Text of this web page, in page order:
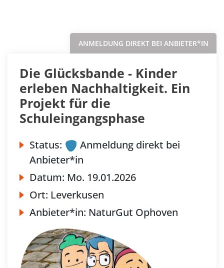
ANMELDUNG DIREKT BEI ANBIETER*IN
Die Glücksbande - Kinder
erleben Nachhaltigkeit. Ein
Projekt für die
Schuleingangsphase
Status:
Anmeldung direkt bei
Anbieter*in
Datum: Mo. 19.01.2026
Ort: Leverkusen
Anbieter*in: NaturGut Ophoven